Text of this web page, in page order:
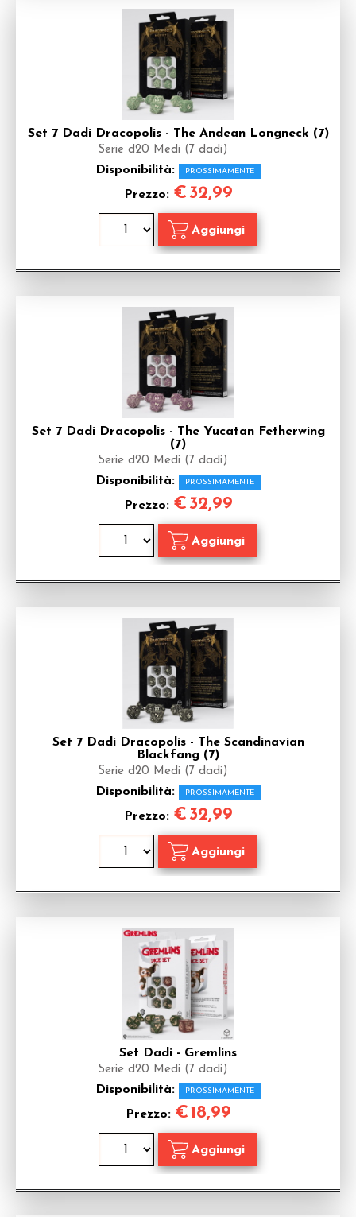
Set 7 Dadi Dracopolis - The Andean Longneck (7)
Serie d20 Medi (7 dadi)
Disponibilità: PROSSIMAMENTE
Prezzo: € 32,99
Set 7 Dadi Dracopolis - The Yucatan Fetherwing
(7)
Serie d20 Medi (7 dadi)
Disponibilità: PROSSIMAMENTE
Prezzo: € 32,99
Set 7 Dadi Dracopolis - The Scandinavian
Blackfang (7)
Serie d20 Medi (7 dadi)
Disponibilità: PROSSIMAMENTE
Prezzo: € 32,99
Set Dadi - Gremlins
Serie d20 Medi (7 dadi)
Disponibilità: PROSSIMAMENTE
Prezzo: €18,99